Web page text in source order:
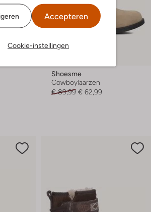
Accepteren
Cookie-instellingenLaatste maten
Shoesme
Cowboylaarzen
€ 89,99 € 62,99